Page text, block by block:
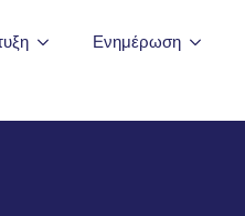
Ενημέρωση